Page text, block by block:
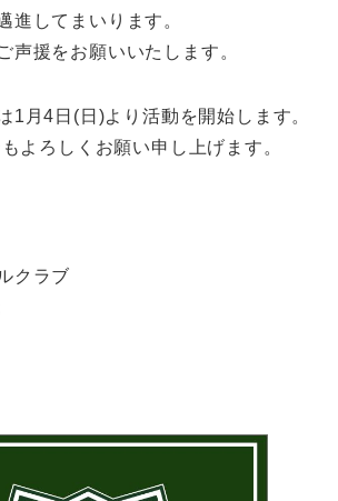
進してまいります。
声援をお願いいたします。
1月4日(日)より活動を開始します。
よろしくお願い申し上げます。
クラブ